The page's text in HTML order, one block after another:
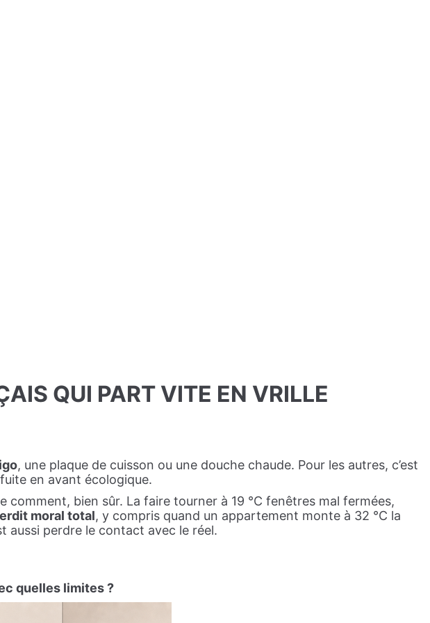
QUI PART VITE EN VRILLE
, une plaque de cuisson ou une douche chaude. Pour les autres, c’est
en avant écologique.
comment, bien sûr. La faire tourner à 19 °C fenêtres mal fermées,
moral total, y compris quand un appartement monte à 32 °C la
aussi perdre le contact avec le réel.
quelles limites ?